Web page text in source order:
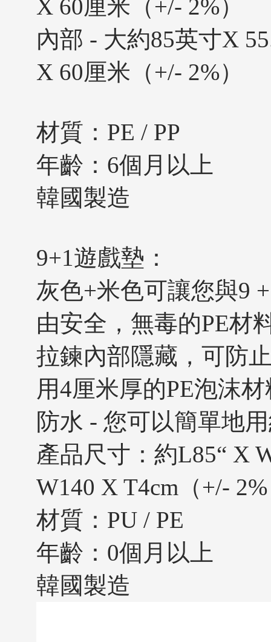
X 60厘米（+/- 2%）
內部 - 大約85英寸X
X 60厘米（+/- 2%）
材質：PE / PP
年齡：6個月以上
韓國製造
9+1遊戲墊：
灰色+米色可讓您與9
由安全，無毒的PE材
拉鍊內部隱藏，可防
用4厘米厚的PE泡沫
防水 - 您可以簡單地
產品尺寸：約L85“ X
W140 X T4cm（+/-
材質：PU / PE
年齡：0個月以上
韓國製造